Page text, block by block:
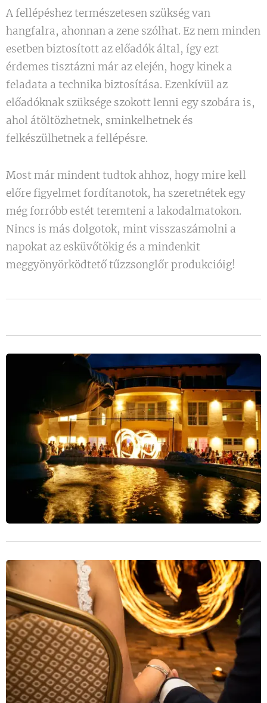
A fellépéshez természetesen szükség van
hangfalra, ahonnan a zene szólhat. Ez nem minden
esetben biztosított az előadók által, így ezt
érdemes tisztázni már az elején, hogy kinek a
feladata a technika biztosítása. Ezenkívül az
előadóknak szüksége szokott lenni egy szobára is,
ahol átöltözhetnek, sminkelhetnek és
felkészülhetnek a fellépésre.
Most már mindent tudtok ahhoz, hogy mire kell
előre figyelmet fordítanotok, ha szeretnétek egy
még forróbb estét teremteni a lakodalmatokon.
Nincs is más dolgotok, mint visszaszámolni a
napokat az esküvőtökig és a mindenkit
meggyönyörködtető tűzzsonglőr produkcióig!